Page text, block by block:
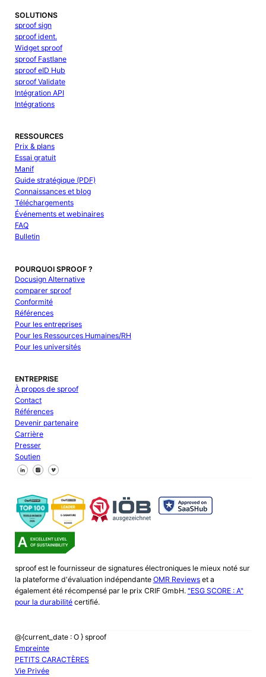
SOLUTIONS
sproof sign
sproof ident.
Widget sproof
sproof Fastlane
sproof eID Hub
sproof Validate
Intégration API
Intégrations
RESSOURCES
Prix & plans
Essai gratuit
Manif
Guide stratégique (PDF)
Connaissances et blog
Téléchargements
Événements et webinaires
FAQ
Bulletin
POURQUOI SPROOF ?
Docusign Alternative
comparer sproof
Conformité
Références
Pour les entreprises
Pour les Ressources Humaines/RH
Pour les universités
ENTREPRISE
À propos de sproof
Contact
Références
Devenir partenaire
Carrière
Presser
Soutien
Suivez-nous sur Facebook
Suivez-nous sur X
Suivez-nous sur LinkedIn
sproof est le fournisseur de signatures électroniques le mieux noté sur
la plateforme d'évaluation indépendante OMR Reviewset a
également été récompensé par le prix CRIF GmbH. "ESG SCORE : A"
pour la durabilitécertifié.
@{current_date : O } sproof
Empreinte
PETITS CARACTÈRES
Vie Privée